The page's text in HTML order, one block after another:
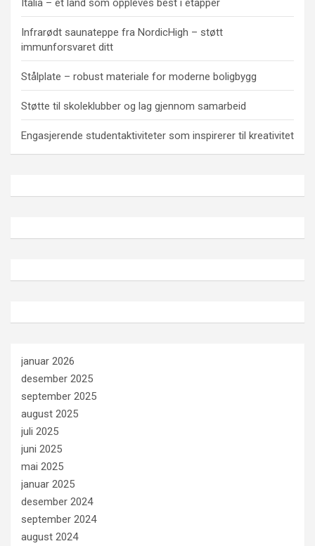
Italia – et land som oppleves best i etapper
Infrarødt saunateppe fra NordicHigh – støtt
immunforsvaret ditt
Stålplate – robust materiale for moderne boligbygg
Støtte til skoleklubber og lag gjennom samarbeid
Engasjerende studentaktiviteter som inspirerer til kreativitet
januar 2026
desember 2025
september 2025
august 2025
juli 2025
juni 2025
mai 2025
januar 2025
desember 2024
september 2024
august 2024